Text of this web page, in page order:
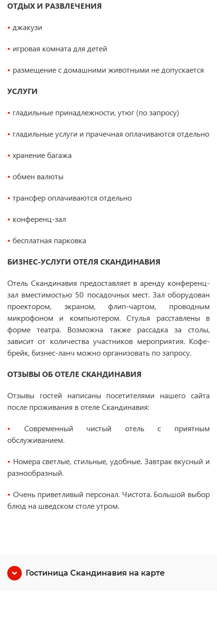
ОТДЫХ И РАЗВЛЕЧЕНИЯ
• джакузи
• игровая комната для детей
• размещение с домашними животными не допускается
УСЛУГИ
• гладильные принадлежности, утюг (по запросу)
• гладильные услуги и прачечная оплачиваются отдельно
• хранение багажа
• обмен валюты
• трансфер оплачиваются отдельно
• конференц-зал
• бесплатная парковка
БИЗНЕС-УСЛУГИ ОТЕЛЯ СКАНДИНАВИЯ
Отель Скандинавия предоставляет в аренду конференц-
зал вместимостью 50 посадочных мест. Зал оборудован
проектором, экраном, флип-чартом, проводным
микрофоном и компьютером. Стулья расставлены в
форме театра. Возможна также рассадка за столы,
зависит от количества участников мероприятия. Кофе-
брейк, бизнес-ланч можно организовать по запросу.
ОТЗЫВЫ ОБ ОТЕЛЕ СКАНДИНАВИЯ
Отзывы гостей написаны посетителями нашего сайта
после проживания в отеле Скандинавия:
• Современный чистый отель с приятным
обслуживанием.
• Номера светлые, стильные, удобные. Завтрак вкусный и
разнообразный.
• Очень приветливый персонал. Чистота. Большой выбор
блюд на шведском столе утром.
Гостиница Скандинавия на карте